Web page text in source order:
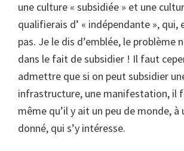
une culture « subsidiée » et une
qualifierais d’ « indépendante », qui,
pas. Je le dis d’emblée, le problème
dans le fait de subsidier ! Il faut
admettre que si on peut subsidier
infrastructure, une manifestation, il
même qu’il y ait un peu de monde,
donné, qui s’y intéresse.